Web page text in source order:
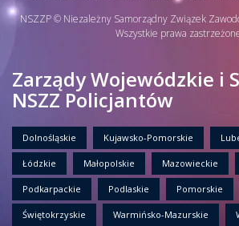
NSZZP © Niezależny Samorządny Związek
Wszystkie prawa
Zarządy Wojewódzkie i
NSZZ Policjantów
Dolnośląskie Kujawsko-Pomorskie
Łódzkie Małopolskie Mazowieckie
Podkarpackie Podlaskie Pomorskie
Świętokrzyskie Warmińsko-Mazurskie